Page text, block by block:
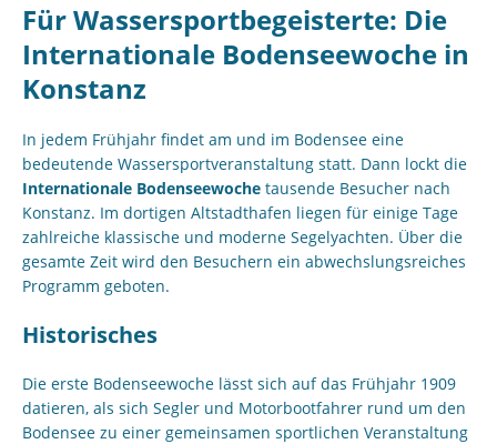
Für Wassersportbegeisterte: Die
Internationale Bodenseewoche in
Konstanz
In jedem Frühjahr findet am und im Bodensee eine
bedeutende Wassersportveranstaltung statt. Dann lockt die
Internationale Bodenseewoche tausende Besucher nach
Konstanz. Im dortigen Altstadthafen liegen für einige Tage
zahlreiche klassische und moderne Segelyachten. Über die
gesamte Zeit wird den Besuchern ein abwechslungsreiches
Programm geboten.
Historisches
Die erste Bodenseewoche lässt sich auf das Frühjahr 1909
datieren, als sich Segler und Motorbootfahrer rund um den
Bodensee zu einer gemeinsamen sportlichen Veranstaltung